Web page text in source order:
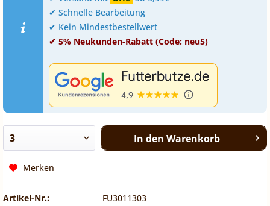
✔ Schnelle Bearbeitung
✔ Kein Mindestbestellwert
✔ 5% Neukunden-Rabatt (Code: neu5)
In den Warenkorb
Merken
Artikel-Nr.:
FU3011303